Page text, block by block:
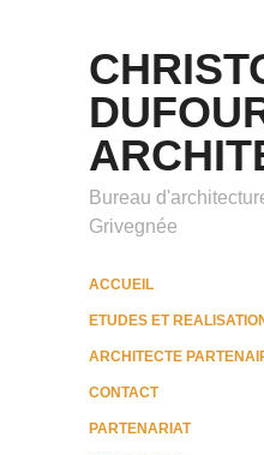
Bureau
Grivegnée
ACCUEIL
ETUDES ET
ARCHITECTE
CONTACT
PARTENARIAT